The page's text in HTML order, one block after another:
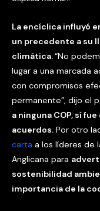
La encíclica influyó
un precedente a su
climática.“No
lugar a una marcada
con compromisos
permanente”, dijo el
a ninguna COP, sí
acuerdos. Por otro
carta a los líderes de
Anglicana para
sostenibilidad
importancia de la